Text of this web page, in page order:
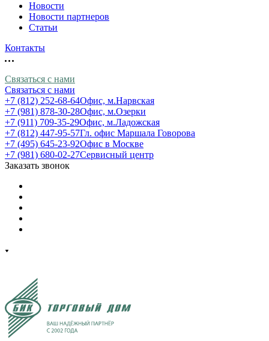
Новости
Новости партнеров
Статьи
Контакты
Связаться с нами
Связаться с нами
+7 (812) 252-68-64Офис, м.Нарвская
+7 (981) 878-30-28Офис, м.Озерки
+7 (911) 709-35-29Офис, м.Ладожская
+7 (812) 447-95-57Гл. офис Маршала Говорова
+7 (495) 645-23-92Офис в Москве
+7 (981) 680-02-27Сервисный центр
Заказать звонок